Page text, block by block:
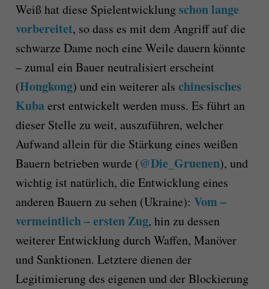
Weiß hat diese Spielentwicklungschon lange
vorbereitet, so dass es mit dem Angriff auf die
schwarze Dame noch eine Weile dauern könnte
– zumal ein Bauer neutralisiert erscheint
(Hongkong) und ein weiterer als chinesisches
Kubaerst entwickelt werden muss. Es führt an
dieser Stelle zu weit, auszuführen, welcher
Aufwand allein für die Stärkung eines weißen
Bauern betrieben wurde (@Die_Gruenen), und
wichtig ist natürlich, die Entwicklung eines
anderen Bauern zu sehen (Ukraine): Vom –
vermeintlich – ersten Zug, hin zu dessen
weiterer Entwicklung durch Waffen, Manöver
und Sanktionen. Letztere dienen der
Legitimierung des eigenen und der Blockierung